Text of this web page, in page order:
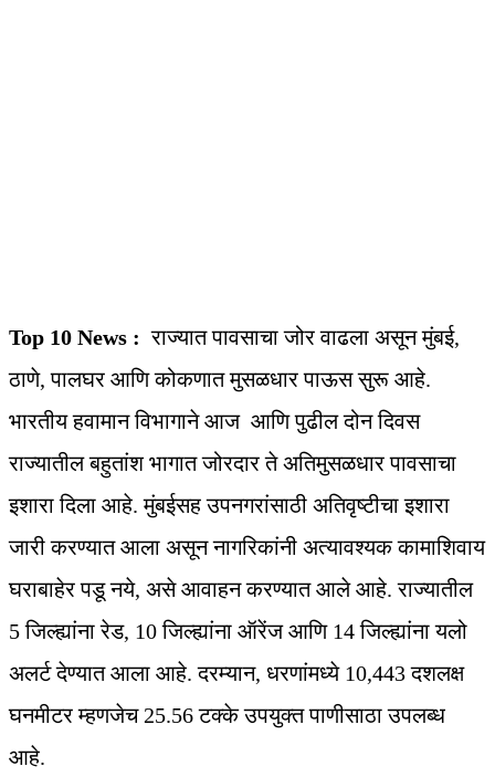
Top 10 News : राज्यात पावसाचा जोर वाढला असून मुंबई,
ठाणे, पालघर आणि कोकणात मुसळधार पाऊस सुरू आहे.
भारतीय हवामान विभागाने आज आणि पुढील दोन दिवस
राज्यातील बहुतांश भागात जोरदार ते अतिमुसळधार पावसाचा
इशारा दिला आहे. मुंबईसह उपनगरांसाठी अतिवृष्टीचा इशारा
जारी करण्यात आला असून नागरिकांनी अत्यावश्यक कामाशिवाय
घराबाहेर पडू नये, असे आवाहन करण्यात आले आहे. राज्यातील
5 जिल्ह्यांना रेड, 10 जिल्ह्यांना ऑरेंज आणि 14 जिल्ह्यांना यलो
अलर्ट देण्यात आला आहे. दरम्यान, धरणांमध्ये 10,443 दशलक्ष
घनमीटर म्हणजेच 25.56 टक्के उपयुक्त पाणीसाठा उपलब्ध
आहे.